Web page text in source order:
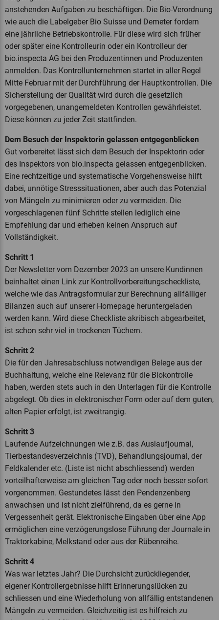
anstehenden Aufgaben zu beschäftigen. Die Bio-Verordnung
wie auch die Labelgeber Bio Suisse und Demeter fordern
eine jährliche Betriebskontrolle. Für diese wird sich früher
oder später eine Kontrolleurin oder ein Kontrolleur der
bio.inspecta AG bei den Produzentinnen und Produzenten
anmelden. Das Kontrollunternehmen startet in aller Regel
Mitte Februar mit der Durchführung der Hauptkontrollen. Die
Sicherstellung der Qualität wird durch die gesetzlich
vorgegebenen, unangemeldeten Kontrollen gewährleistet.
Diese können zu jeder Zeit stattfinden.
Dem Besuch der Inspektorin gelassen entgegenblicken
Gut vorbereitet lässt sich dem Besuch der Inspektorin oder
des Inspektors von bio.inspecta gelassen entgegenblicken.
Eine rechtzeitige und systematische Vorgehensweise hilft
dabei, unnötige Stresssituationen, aber auch das Potenzial
von Mängeln zu minimieren oder zu vermeiden. Die
vorgeschlagenen fünf Schritte stellen lediglich eine
Empfehlung dar und erheben keinen Anspruch auf
Vollständigkeit.
Schritt 1
Der Newsletter vom Dezember 2023 an unsere Kundinnen
beinhaltet einen Link zur Kontrollvorbereitungscheckliste,
welche wie das Antragsformular zur Berechnung allfälliger
Bilanzen auch auf unserer Homepage heruntergeladen
werden kann. Wird diese Checkliste akribisch abgearbeitet,
ist schon sehr viel in trockenen Tüchern.
Schritt 2
Die für den Jahresabschluss notwendigen Belege aus der
Buchhaltung, welche eine Relevanz für die Biokontrolle
haben, werden stets auch in den Unterlagen für die Kontrolle
abgelegt. Ob dies in elektronischer Form oder auf dem guten,
alten Papier erfolgt, ist zweitrangig.
Schritt 3
Laufende Aufzeichnungen wie z.B. das Auslaufjournal,
Tierbestandesverzeichnis (TVD), Behandlungsjournal, der
Feldkalender etc. (Liste ist nicht abschliessend) werden
vorteilhafterweise am gleichen Tag oder noch besser sofort
vorgenommen. Gestundetes lässt den Pendenzenberg
anwachsen und ist nicht zielführend, da es gerne in
Vergessenheit gerät. Elektronische Eingaben über eine App
ermöglichen eine verzögerungslose Führung der Journale in
Traktorkabine, Melkstand oder aus der Rübenreihe.
Schritt 4
Was war letztes Jahr? Die Durchsicht zurückliegender,
eigener Kontrollergebnisse hilft Erinnerungslücken zu
schliessen und eine Wiederholung von allfällig entstandenen
Mängeln zu vermeiden. Gleichzeitig ist es hilfreich zu